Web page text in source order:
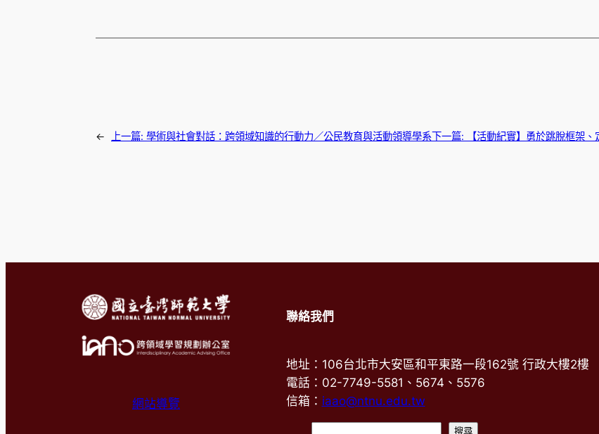
← 上一篇: 學術與社會對話：跨領域知識的行動力／公民教育與活動領導學系下一篇: 【活動紀實】勇於跳脫框架
網站導覽
聯絡我們
地址：106台北市大安區和平東路一段162號 行政大樓2樓
電話：02-7749-5581、5674、5576
信箱： iaao@ntnu.edu.tw
搜尋